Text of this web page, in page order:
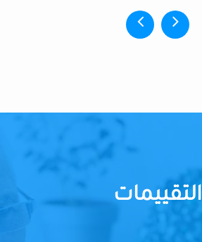
التقييمات